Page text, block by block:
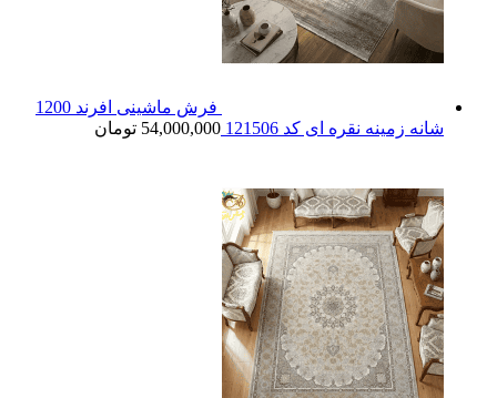
فرش ماشینی افرند 1200
شانه زمینه نقره ای کد 121506
54,000,000 تومان